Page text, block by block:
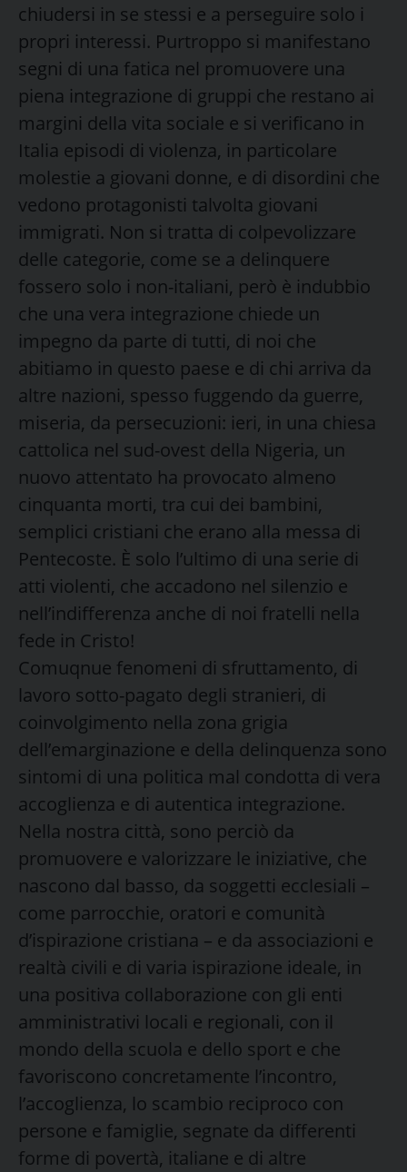
chiudersi in se stessi e a perseguire solo i
propri interessi. Purtroppo si manifestano
segni di una fatica nel promuovere una
piena integrazione di gruppi che restano ai
margini della vita sociale e si verificano in
Italia episodi di violenza, in particolare
molestie a giovani donne, e di disordini che
vedono protagonisti talvolta giovani
immigrati. Non si tratta di colpevolizzare
delle categorie, come se a delinquere
fossero solo i non-italiani, però è indubbio
che una vera integrazione chiede un
impegno da parte di tutti, di noi che
abitiamo in questo paese e di chi arriva da
altre nazioni, spesso fuggendo da guerre,
miseria, da persecuzioni: ieri, in una chiesa
cattolica nel sud-ovest della Nigeria, un
nuovo attentato ha provocato almeno
cinquanta morti, tra cui dei bambini,
semplici cristiani che erano alla messa di
Pentecoste. È solo l’ultimo di una serie di
atti violenti, che accadono nel silenzio e
nell’indifferenza anche di noi fratelli nella
fede in Cristo!
Comuqnue fenomeni di sfruttamento, di
lavoro sotto-pagato degli stranieri, di
coinvolgimento nella zona grigia
dell’emarginazione e della delinquenza sono
sintomi di una politica mal condotta di vera
accoglienza e di autentica integrazione.
Nella nostra città, sono perciò da
promuovere e valorizzare le iniziative, che
nascono dal basso, da soggetti ecclesiali –
come parrocchie, oratori e comunità
d’ispirazione cristiana – e da associazioni e
realtà civili e di varia ispirazione ideale, in
una positiva collaborazione con gli enti
amministrativi locali e regionali, con il
mondo della scuola e dello sport e che
favoriscono concretamente l’incontro,
l’accoglienza, lo scambio reciproco con
persone e famiglie, segnate da differenti
forme di povertà, italiane e di altre